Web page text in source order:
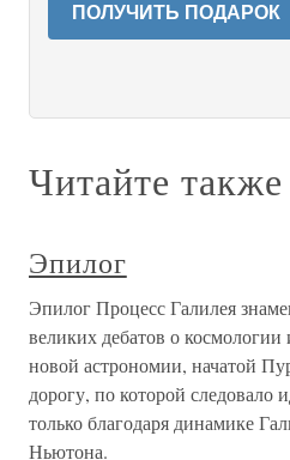
ПОЛУЧИТЬ ПОДАРОК
Читайте также
Эпилог
Эпилог Процесс Галилея
великих дебатов о космологии
новой астрономии, начатой
дорогу, по которой следовало
только благодаря динамике
Ньютона.